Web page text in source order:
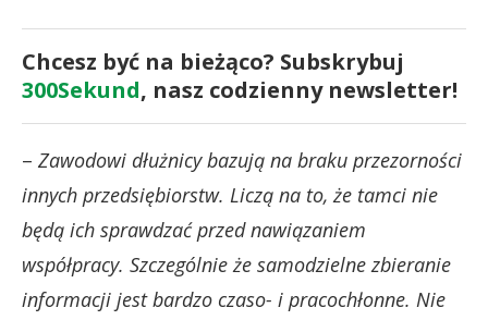
Chcesz być na bieżąco? Subskrybuj
300Sekund, nasz codzienny newsletter!
– Zawodowi dłużnicy bazują na braku przezorności
innych przedsiębiorstw. Liczą na to, że tamci nie
będą ich sprawdzać przed nawiązaniem
współpracy. Szczególnie że samodzielne zbieranie
informacji jest bardzo czaso- i pracochłonne. Nie